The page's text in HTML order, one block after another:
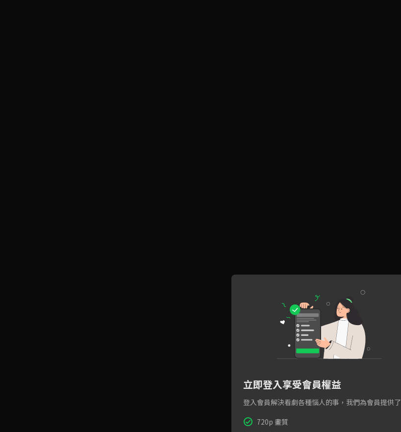
立即登入享受會員權益
登入會員解決看劇各種惱人的事，我們為會員提供了
720p 畫質